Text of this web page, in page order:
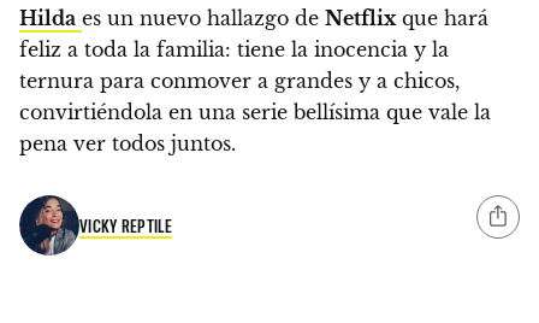
Hilda es un nuevo hallazgo de Netflix que hará
feliz a toda la familia: tiene la inocencia y la
ternura para conmover a grandes y a chicos,
convirtiéndola en una serie bellísima que vale la
pena ver todos juntos.
VICKY REPTILE